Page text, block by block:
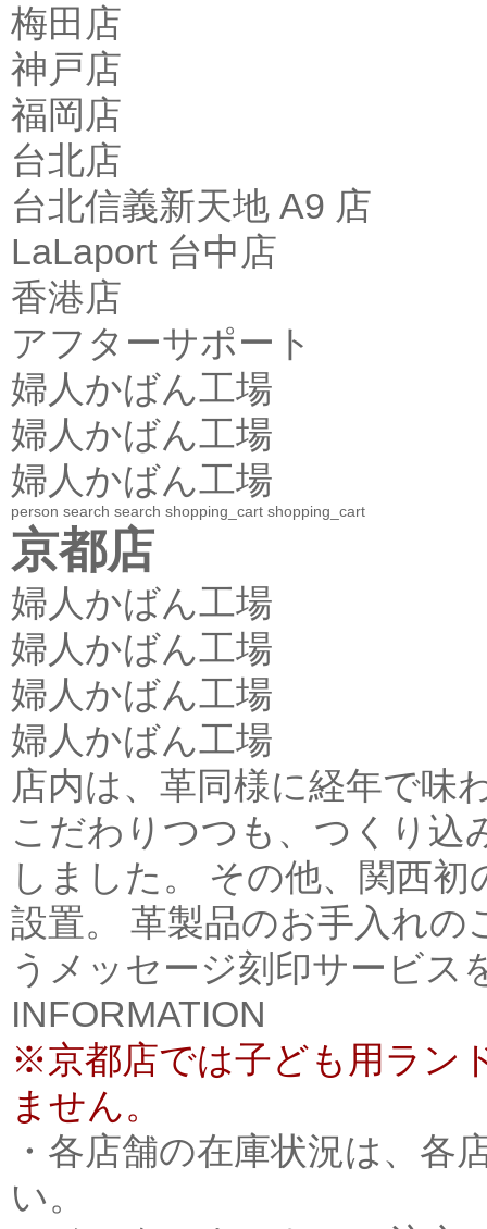
梅田店
神戸店
福岡店
台北店
台北信義新天地 A9 店
LaLaport 台中店
香港店
アフターサポート
婦人かばん工場
婦人かばん工場
婦人かばん工場
person search search shopping_cart shopping_cart
京都店
婦人かばん工場
婦人かばん工場
婦人かばん工場
婦人かばん工場
店内は、革同様に経年で味
こだわりつつも、つくり込
しました。 その他、関西
設置。 革製品のお手入れ
うメッセージ刻印サービス
INFORMATION
※京都店では子ども用ラン
ません。
・各店舗の在庫状況は、各
い。